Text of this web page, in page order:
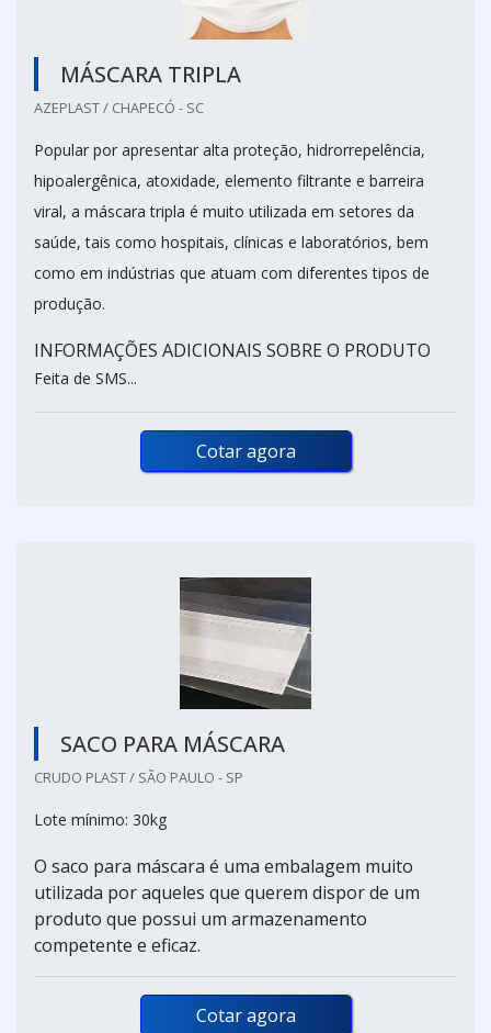
MÁSCARA TRIPLA
AZEPLAST / CHAPECÓ - SC
Popular por apresentar alta proteção, hidrorrepelência,
hipoalergênica, atoxidade, elemento filtrante e barreira
viral, a máscara tripla é muito utilizada em setores da
saúde, tais como hospitais, clínicas e laboratórios, bem
como em indústrias que atuam com diferentes tipos de
produção.
INFORMAÇÕES ADICIONAIS SOBRE O PRODUTO
Feita de SMS...
Cotar agora
SACO PARA MÁSCARA
CRUDO PLAST / SÃO PAULO - SP
Lote mínimo: 30kg
O saco para máscara é uma embalagem muito
utilizada por aqueles que querem dispor de um
produto que possui um armazenamento
competente e eficaz.
Cotar agora